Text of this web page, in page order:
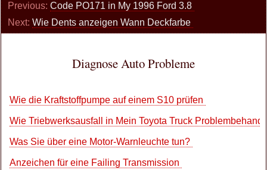
Previous: Code PO171 in My 1996 Ford 3.8
Next: Wie Dents anzeigen Wann Deckfarbe
Diagnose Auto Probleme
Wie die Kraftstoffpumpe auf einem S10 prüfen
Wie Triebwerksausfall in Mein Toyota Truck
Was Sie über eine Motor-Warnleuchte tun?
Anzeichen für eine Failing Transmission